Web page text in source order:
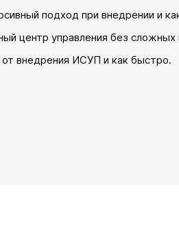
подход при внедрении и
центр управления без
внедрения ИСУП и как быстро.